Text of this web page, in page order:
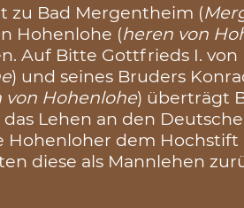
zu Bad Mergentheim (
Hohenlohe (heren von
Auf Bitte Gottfrieds I. von
) und seines Bruders
von Hohenlohe) überträgt
Lehen an den
Hohenloher dem Hochstift
diese als Mannlehen